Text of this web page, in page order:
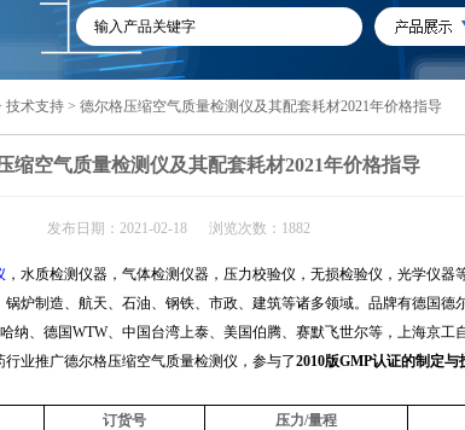
技术支持 > 德尔格压缩空气质量检测仪及其配套耗材2021年价格指导
缩空气质量检测仪及其配套耗材2021年价格指导
发布日期：2021-02-18 浏览次数：1882
，水质检测仪器，气体检测仪器，压力校验仪，无损检验仪，光学仪器
锅炉制造、航天、石油、钢铁、市政、建筑等诸多领域。品牌有德国德
纳、德国WTW、中国台湾上泰、美国伯腾、赛默飞世尔等，上海京工
行业推广德尔格压缩空气质量检测仪，参与了2010版GMP认证的制定与
订货号 压力/量程